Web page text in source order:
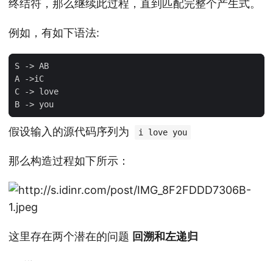
终结符，那么继续此过程，直到匹配完整个产生式。
例如，有如下语法:
S -> AB
A
->iC
C
-> love
B
-> you
假设输入的源代码序列为 i love you
那么构造过程如下所示：
这里存在两个潜在的问题 回溯和左递归